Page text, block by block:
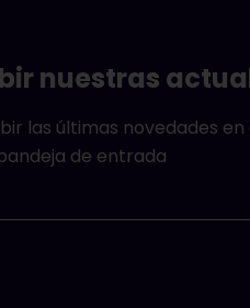
nuestras
las últimas novedades
de entrada